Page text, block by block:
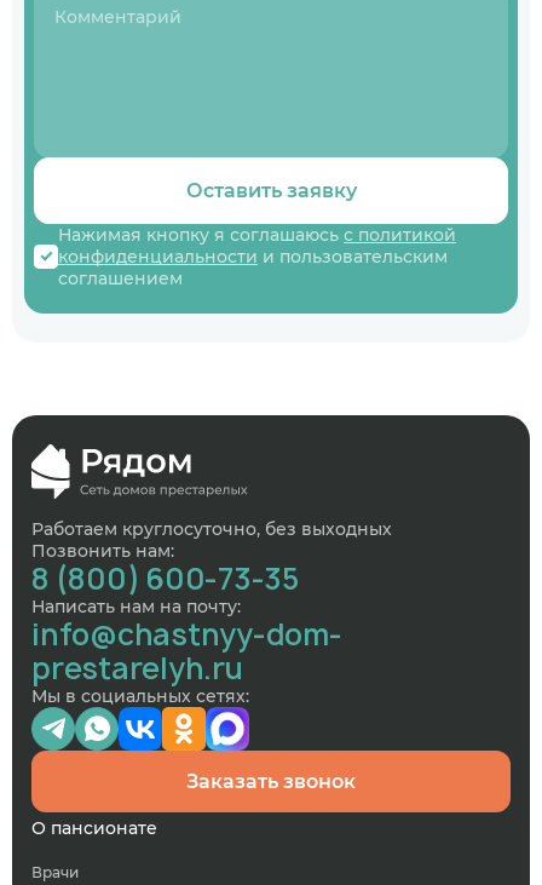
Оставить заявку
Нажимая кнопку я соглашаюсь с политикой
конфиденциальности и пользовательским
соглашением
Работаем круглосуточно, без выходных
Позвонить нам:
8 (800) 600-73-35
Написать нам на почту:
info@chastnyy-dom-
prestarelyh.ru
Мы в социальных сетях:
Заказать звонок
О пансионате
Врачи